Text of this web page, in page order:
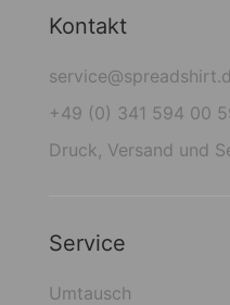
Kontakt
+49 (0) 341 594 00
Druck, Versand und
Service
Umtausch